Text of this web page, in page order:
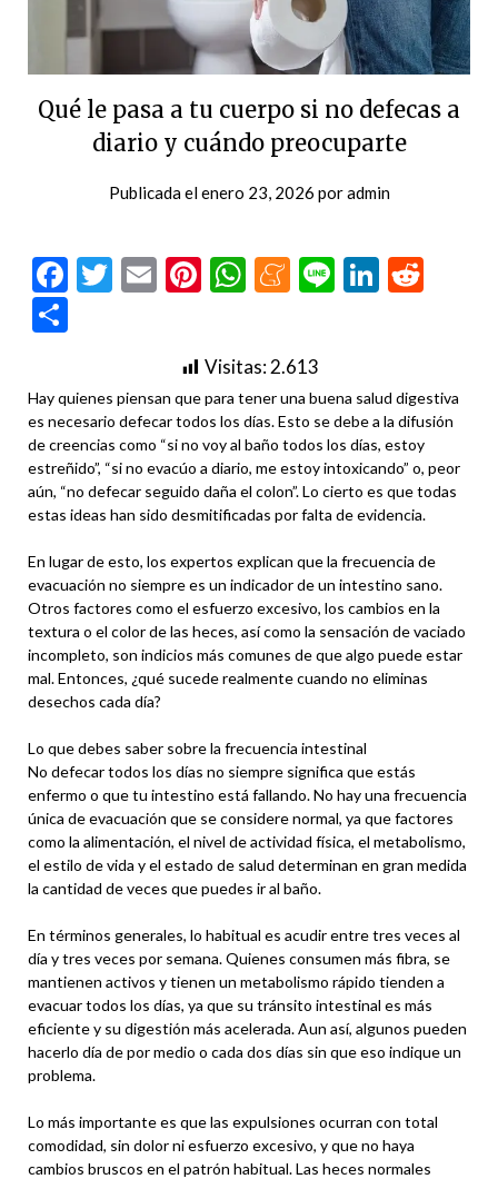
Qué le pasa a tu cuerpo si no defecas a
diario y cuándo preocuparte
Publicada elenero 23, 2026 poradmin
Facebook
Twitter
EmailPinterest
WhatsApp
Meneame
Line
Visitas:2.613
Hay quienes piensan que para tener una buena salud digestiva
es necesario defecar todos los días. Esto se debe a la difusión
de creencias como “si no voy al baño todos los días, estoy
estreñido”, “si no evacúo a diario, me estoy intoxicando” o, peor
aún, “no defecar seguido daña el colon”. Lo cierto es que todas
estas ideas han sido desmitificadas por falta de evidencia.
En lugar de esto, los expertos explican que la frecuencia de
evacuación no siempre es un indicador de un intestino sano.
Otros factores como el esfuerzo excesivo, los cambios en la
textura o el color de las heces, así como la sensación de vaciado
incompleto, son indicios más comunes de que algo puede estar
mal. Entonces, ¿qué sucede realmente cuando no eliminas
desechos cada día?
Lo que debes saber sobre la frecuencia intestinal
No defecar todos los días no siempre significa que estás
enfermo o que tu intestino está fallando. No hay una frecuencia
única de evacuación que se considere normal, ya que factores
como la alimentación, el nivel de actividad física, el metabolismo,
el estilo de vida y el estado de salud determinan en gran medida
la cantidad de veces que puedes ir al baño.
En términos generales, lo habitual es acudir entre tres veces al
día y tres veces por semana. Quienes consumen más fibra, se
mantienen activos y tienen un metabolismo rápido tienden a
evacuar todos los días, ya que su tránsito intestinal es más
eficiente y su digestión más acelerada. Aun así, algunos pueden
hacerlo día de por medio o cada dos días sin que eso indique un
problema.
Lo más importante es que las expulsiones ocurran con total
comodidad, sin dolor ni esfuerzo excesivo, y que no haya
cambios bruscos en el patrón habitual. Las heces normales